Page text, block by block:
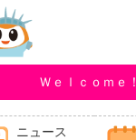
Ｗｅｌｃｏｍｅ！
ニュース